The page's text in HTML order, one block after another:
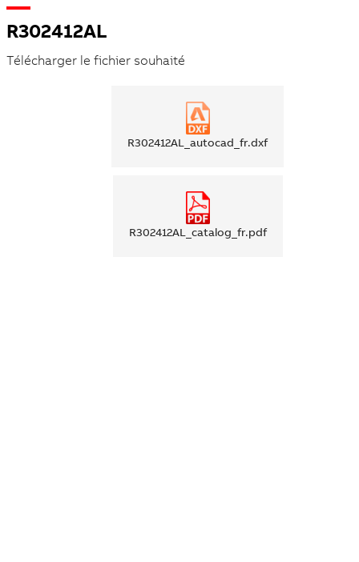
R302412AL
Télécharger le fichier souhaité
R302412AL_autocad_fr.dxf
R302412AL_catalog_fr.pdf